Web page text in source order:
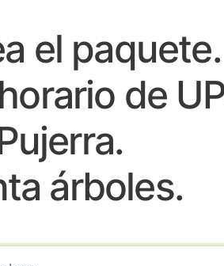
el paquete.
de
árboles.